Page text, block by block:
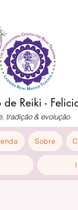
de Reiki -
tradição & evolução
Sobre